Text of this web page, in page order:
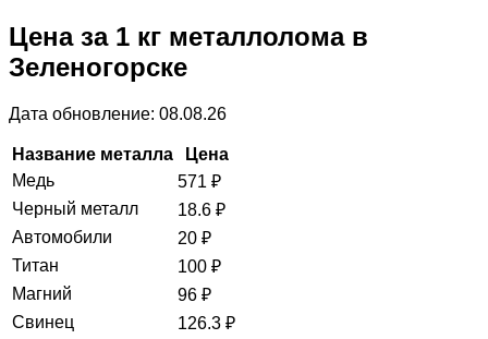
Цена за 1 кг металлолома в
Зеленогорске
Дата обновление: 08.08.26
Название металла
Цена
Медь
571 ₽
Черный металл
18.6 ₽
Автомобили
20 ₽
Титан
100 ₽
Магний
96 ₽
Свинец
126.3 ₽